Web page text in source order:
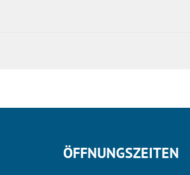
ÖFFNUNGSZEITEN